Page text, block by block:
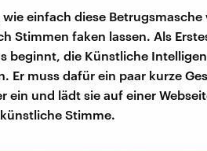
einfach diese
Stimmen faken lassen. Als
beginnt, die Künstliche
Er muss dafür ein paar kurze
ein und lädt sie auf einer
Stimme.